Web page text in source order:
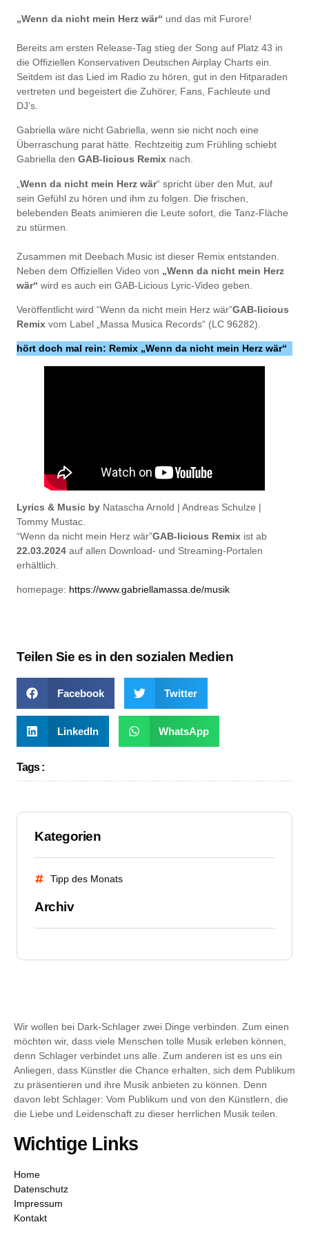
„Wenn da nicht mein Herz wär“ und das mit Furore!
Bereits am ersten Release-Tag stieg der Song auf Platz 43 in
die Offiziellen Konservativen Deutschen Airplay Charts ein.
Seitdem ist das Lied im Radio zu hören, gut in den Hitparaden
vertreten und begeistert die Zuhörer, Fans, Fachleute und
DJ’s.
Gabriella wäre nicht Gabriella, wenn sie nicht noch eine
Überraschung parat hätte. Rechtzeitig zum Frühling schiebt
Gabriella den GAB-licious Remix nach.
Wenn da nicht mein Herz wär“ spricht über den Mut, auf
sein Gefühl zu hören und ihm zu folgen. Die frischen,
belebenden Beats animieren die Leute sofort, die Tanz-Fläche
zu stürmen.
Zusammen mit Deebach.Music ist dieser Remix entstanden.
Neben dem Offiziellen Video von „Wenn da nicht mein Herz
wär“ wird es auch ein GAB-Licious Lyric-Video geben.
Veröffentlicht wird “Wenn da nicht mein Herz wär”GAB-licious
Remix vom Label „Massa Musica Records“ (LC 96282).
hört doch mal rein: Remix „Wenn da nicht mein Herz wär“
Lyrics & Music by Natascha Arnold | Andreas Schulze |
Tommy Mustac.
“Wenn da nicht mein Herz wär”GAB-licious Remix ist ab
22.03.2024 auf allen Download- und Streaming-Portalen
erhältlich.
homepage: https://www.gabriellamassa.de/musik
Teilen Sie es in den sozialen Medien
Facebook Twitter
LinkedIn WhatsApp
Tags :
Kategorien
Tipp des Monats
Archiv
Wir wollen bei Dark-Schlager zwei Dinge verbinden. Zum einen
möchten wir, dass viele Menschen tolle Musik erleben können,
denn Schlager verbindet uns alle. Zum anderen ist es uns ein
Anliegen, dass Künstler die Chance erhalten, sich dem Publikum
zu präsentieren und ihre Musik anbieten zu können. Denn
davon lebt Schlager: Vom Publikum und von den Künstlern, die
die Liebe und Leidenschaft zu dieser herrlichen Musik teilen.
Wichtige Links
Home
Datenschutz
Impressum
Kontakt